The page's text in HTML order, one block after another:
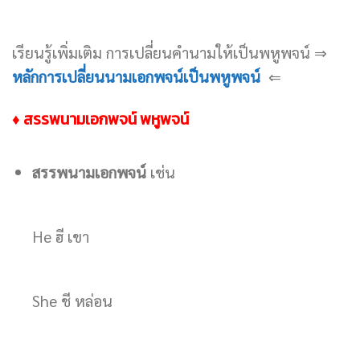
เรียนรู้เพิ่มเติม การเปลี่ยนคำนามให้เป็นพหูพจน์ ⇒
หลักการเปลี่ยนนามเอกพจน์เป็นพหูพจน์ ⇐
♦ สรรพนามเอกพจน์ พหูพจน์
สรรพนามเอกพจน์เช่น
He ฮี เขา
She ชี หล่อน